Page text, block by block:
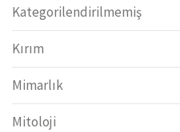
Kategorilendirilmemiş
Kırım
Mimarlık
Mitoloji